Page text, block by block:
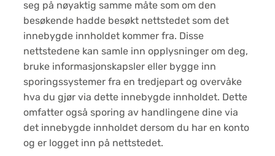
seg på nøyaktig samme måte som om den
besøkende hadde besøkt nettstedet som det
innebygde innholdet kommer fra. Disse
nettstedene kan samle inn opplysninger om deg,
bruke informasjonskapsler eller bygge inn
sporingssystemer fra en tredjepart og overvåke
hva du gjør via dette innebygde innholdet. Dette
omfatter også sporing av handlingene dine via
det innebygde innholdet dersom du har en konto
og er logget inn på nettstedet.